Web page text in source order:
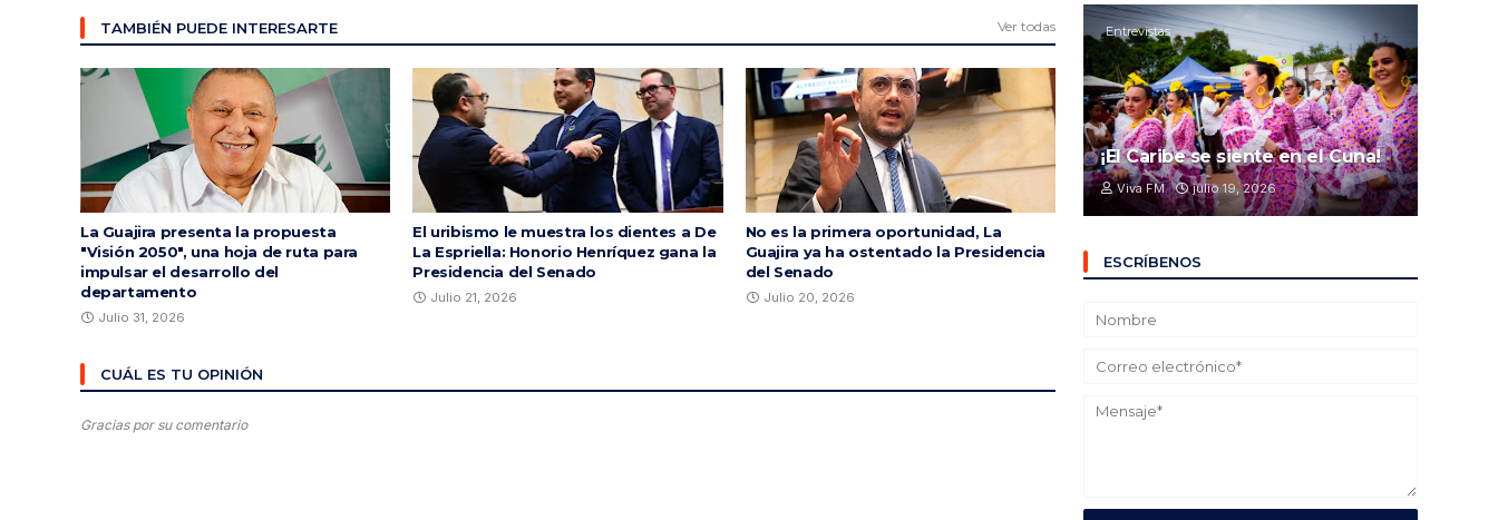
TAMBIÉN PUEDE INTERESARTE Ver todas
La Guajira presenta la propuesta
"Visión 2050", una hoja de ruta para
impulsar el desarrollo del
departamento
Julio 31, 2026
El uribismo le muestra los dientes a De
La Espriella: Honorio Henríquez gana la
Presidencia del Senado
Julio 21, 2026
No es la primera oportunidad, La
Guajira ya ha ostentado la Presidencia
del Senado
Julio 20, 2026
CUÁL ES TU OPINIÓN
Gracias por su comentario
Entrevistas
¡El Caribe se siente en el Cuna!
Viva FM julio 19, 2026
ESCRÍBENOS